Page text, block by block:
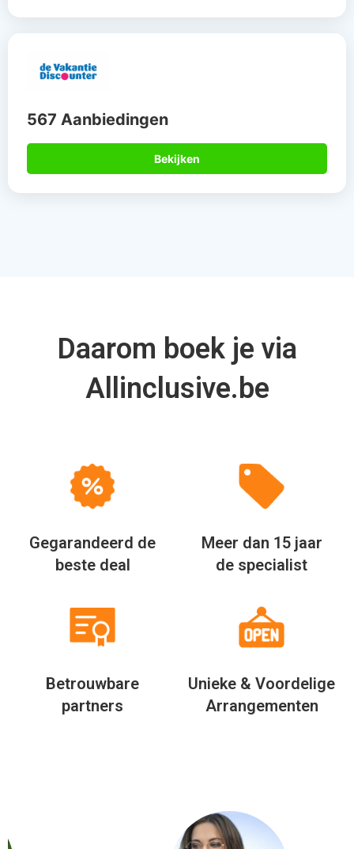
567 Aanbiedingen
Bekijken
Daarom boek je via
Allinclusive.be
Gegarandeerd de
beste deal
Meer dan 15 jaar
de specialist
Betrouwbare
partners
Unieke & Voordelige
Arrangementen